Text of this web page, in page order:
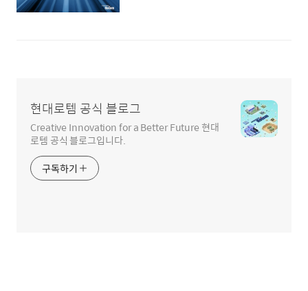
현대로템 공식 블로그
Creative Innovation for a Better Future 현대
로템 공식 블로그입니다.
구독하기